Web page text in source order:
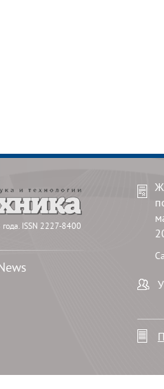
ISSN 2227-8400